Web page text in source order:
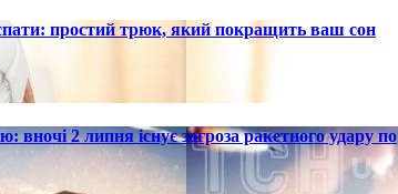
простий трюк, який покращить ваш сон
вночі 2 липня існує загроза ракетного удару по